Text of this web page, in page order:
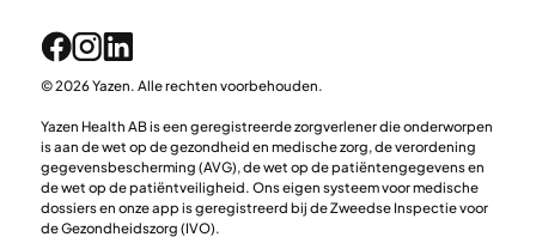
© 2026 Yazen. Alle rechten voorbehouden.
Yazen Health AB is een geregistreerde zorgverlener die onderworpen
is aan de wet op de gezondheid en medische zorg, de verordening
gegevensbescherming (AVG), de wet op de patiëntengegevens en
de wet op de patiëntveiligheid. Ons eigen systeem voor medische
dossiers en onze app is geregistreerd bij de Zweedse Inspectie voor
de Gezondheidszorg (IVO).